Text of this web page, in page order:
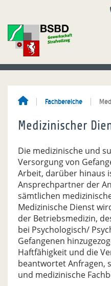
Fachbereiche
Medizinischer
Die medizinische und
Versorgung von
Arbeit, darüber hinaus
Ansprechpartner der
sämtlichen
Medizinische Dienst
der Betriebsmedizin,
bei Psychologisch/
Gefangenen
Haftfähigkeit und die
beantwortet Anfragen,
und medizinische